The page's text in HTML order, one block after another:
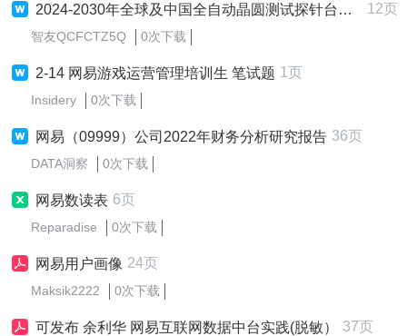
2024-2030年全球及中国全自动晶圆测试探针台行业竞争模式及投资价值研究报告==网易未发.docx 12页
智友QCFCTZ5Q 0次下载
2-14 网易游戏运营管理培训生 笔试题 1页
Insidery 0次下载
网易（09999）公司2022年财务分析研究报告 36页
DATA洞察 0次下载
网易数读表 6页
Reparadise 0次下载
网易用户画像 24页
Maksik2222 0次下载
可发布 余利华 网易互联网数据中台实践(脱敏） 37页